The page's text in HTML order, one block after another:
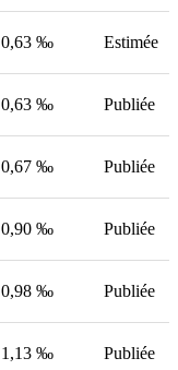
0,63 ‰ Estimée
0,63 ‰ Publiée
0,67 ‰ Publiée
0,90 ‰ Publiée
0,98 ‰ Publiée
1,13 ‰ Publiée